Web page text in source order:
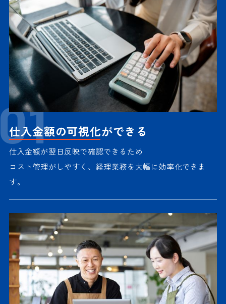
仕入金額の可視化ができる
仕入金額が翌日反映で確認できるため
コスト管理がしやすく、経理業務を大幅に効率化できま
す。